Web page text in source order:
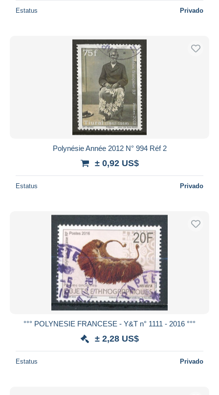
Estatus Privado
Polynésie Année 2012 N° 994 Réf 2
± 0,92 US$
Estatus Privado
°°° POLYNESIE FRANCESE - Y&T n° 1111 - 2016 °°°
± 2,28 US$
Estatus Privado